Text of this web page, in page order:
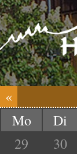
«
Mo
Di
29
30